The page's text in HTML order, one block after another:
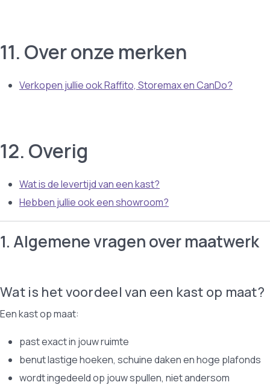
11. Over onze merken
Verkopen jullie ook Raffito, Storemax en CanDo?
12. Overig
Wat is de levertijd van een kast?
Hebben jullie ook een showroom?
1. Algemene vragen over maatwerk
Wat is het voordeel van een kast op maat?
Een kast op maat:
past exact in jouw ruimte
benut lastige hoeken, schuine daken en hoge plafonds
wordt ingedeeld op jouw spullen, niet andersom